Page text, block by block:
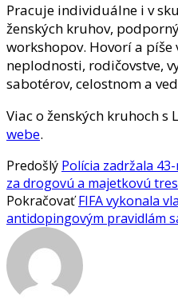
Pracuje individuálne i v
ženských kruhov,
workshopov. Hovorí a píše
neplodnosti, rodičovstve,
sabotérov, celostnom a
Viac o ženských kruhoch s
webe.
Predošlý Polícia zadržala
za drogovú a majetkovú
Pokračovať FIFA vykonala
antidopingovým pravidlám